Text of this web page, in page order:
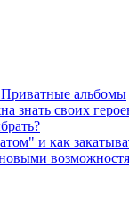
альбомы
знать своих
и как